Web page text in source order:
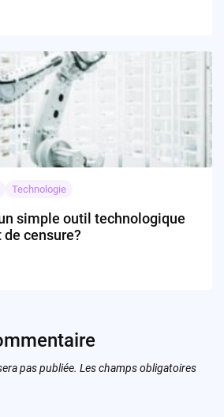
Technologie
simple outil technologique
censure?
pas publiée. Les champs obligatoires